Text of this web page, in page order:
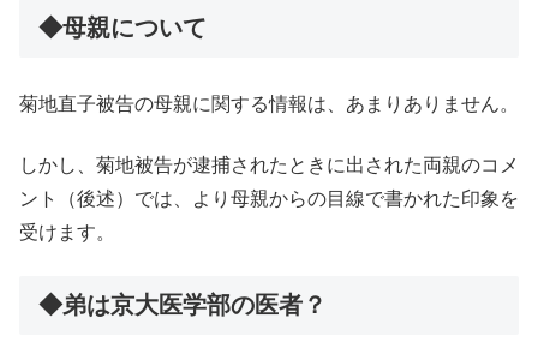
◆母親について
菊地直子被告の母親に関する情報は、あまりありません。
しかし、菊地被告が逮捕されたときに出された両親のコメ
ント（後述）では、より母親からの目線で書かれた印象を
受けます。
◆弟は京大医学部の医者？